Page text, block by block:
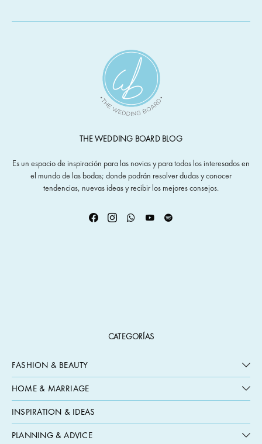
THE WEDDING BOARD BLOG
Es un espacio de inspiración para las novias y para todos los interesados en
el mundo de las bodas; donde podrán resolver dudas y conocer
tendencias, nuevas ideas y recibir los mejores consejos.
CATEGORÍAS
FASHION & BEAUTY
HOME & MARRIAGE
INSPIRATION & IDEAS
PLANNING & ADVICE